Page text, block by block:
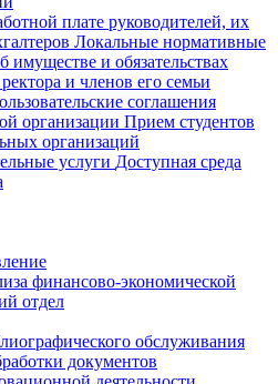
плате руководителей, их
Локальные нормативные
имуществе и обязательствах
и членов его семьи
соглашения
организации Прием студентов
организаций
услуги Доступная среда
финансово-экономической
отдел
обслуживания
документов